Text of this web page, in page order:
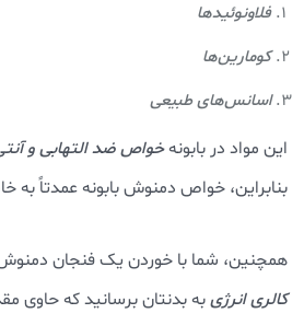
فلاونوئیدها
کومارین‌ها
اسانس‌های طبیعی
این مواد در بابونهخواص ضد التهابی و
بنابراین، خواص دمنوش بابونه عمدتاً به
همچنین، شما با خوردن یک فنجان دمنوش
کالری انرژی